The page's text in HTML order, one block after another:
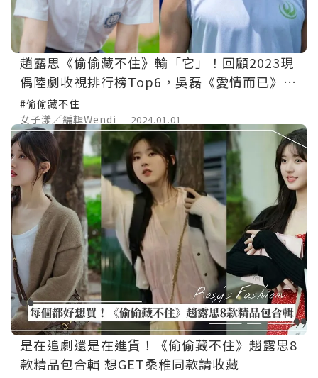
趙露思《偷偷藏不住》輸「它」！回顧2023現
偶陸劇收視排行榜Top6，吳磊《愛情而已》墊
底！
#偷偷藏不住
女子漾／編輯Wendi
2024.01.01
是在追劇還是在進貨！《偷偷藏不住》趙露思8
款精品包合輯 想GET桑稚同款請收藏